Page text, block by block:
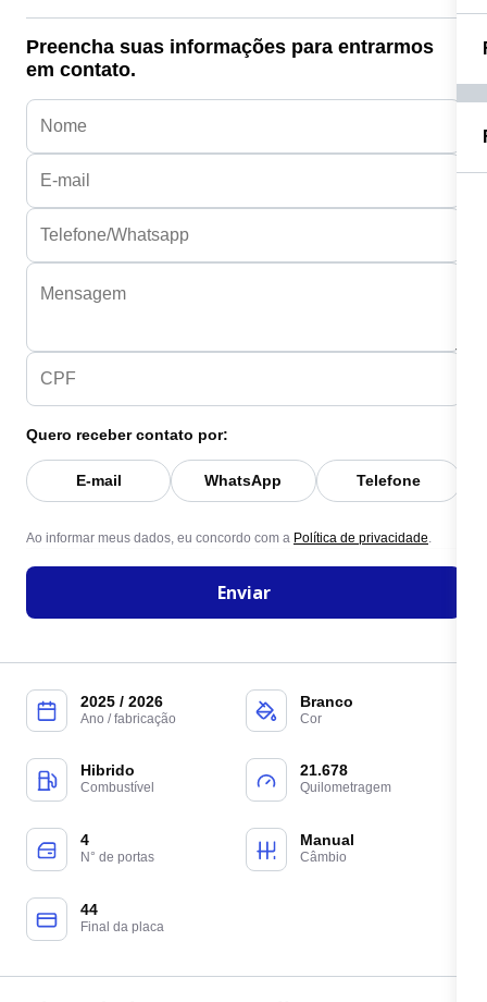
2025 / 2026
Ano / fabricação
Branco
Cor
Hibrido
Combustível
21.678
Quilometragem
4
N° de portas
Manual
Câmbio
44
Final da placa
Preencha suas informações para entrarmos
em contato.
Quero receber contato por:
E-mail WhatsApp Telefone
Ao informar meus dados, eu concordo com a Política de privacidade
Enviar